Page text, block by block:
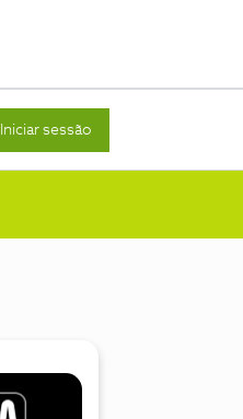
Iniciar sessão